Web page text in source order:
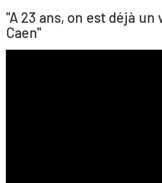
"A 23 ans, on est déjà
Caen"